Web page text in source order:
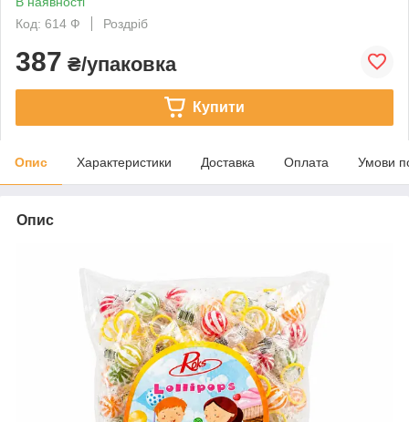
Код: 614 Ф
Роздріб
387 ₴/упаковка
Купити
Опис Характеристики Доставка Оплата Умови
Опис